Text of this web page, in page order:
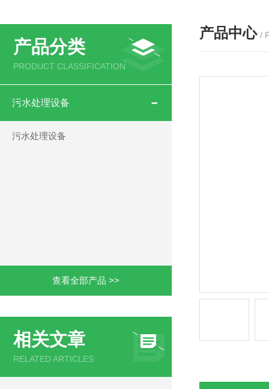
产品分类
PRODUCT CLASSIFICATION
污水处理设备
污水处理设备
查看全部产品 >>
相关文章
RELATED ARTICLES
产品中心 /